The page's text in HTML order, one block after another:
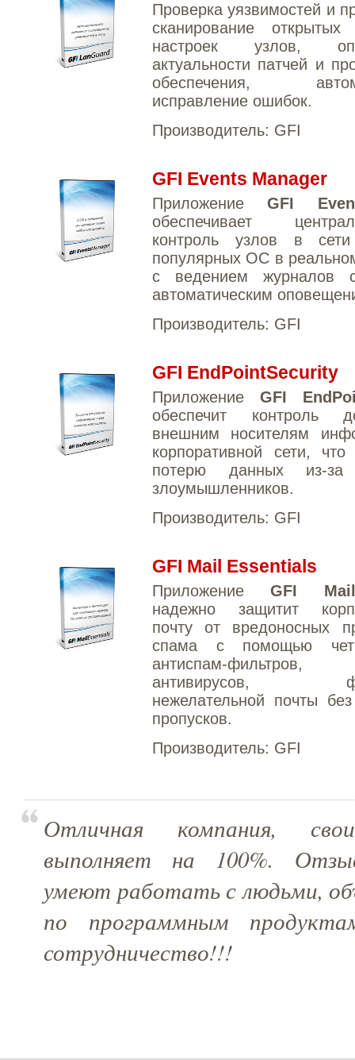
Проверка уязвимостей и
сканирование
настроек узлов,
актуальности патчей и
обеспечения,
исправление ошибок.
Производитель: GFI
GFI Events Manager
ПриложениеGFI
обеспечивает
контроль узлов в
популярных ОС в
с ведением журналов
автоматическим
Производитель: GFI
GFI EndPointSecurity
Приложение GFI
обеспечит контроль
внешним носителям
корпоративной сети, что
потерю данных из-за
злоумышленников.
Производитель: GFI
GFI Mail Essentials
ПриложениеGFI
надежно защитит
почту от вредоносных
спама с помощью
антиспам-
антивирусов,
нежелательной почты
пропусков.
Производитель: GFI
Отличная компания,
выполняет на 100%.
умеют работать с людьми,
по программным
сотрудничество!!!